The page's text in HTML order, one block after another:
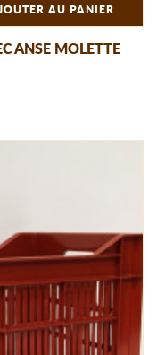
AU PANIER
ANSE MOLETTE